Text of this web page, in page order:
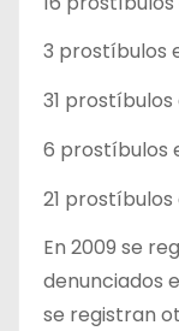
3 prostíbulos
31
6 prostíbulos
21
En 2009 se
denunciados
se registran